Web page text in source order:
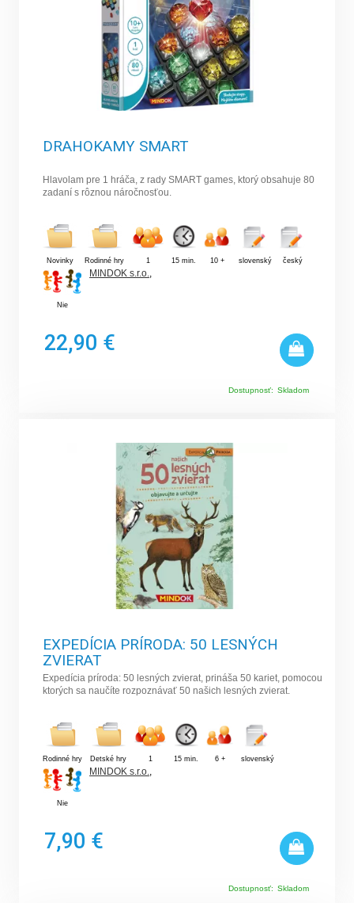
DRAHOKAMY SMART
Hlavolam pre 1 hráča, z rady SMART games, ktorý obsahuje 80
zadaní s rôznou náročnosťou.
Novinky Rodinné hry 1 15 min. 10 + slovenský český
Nie
MINDOK s.r.o.,
22,90 €
Dostupnosť: Skladom
EXPEDÍCIA PRÍRODA: 50 LESNÝCH
ZVIERAT
Expedícia príroda: 50 lesných zvierat, prináša 50 kariet, pomocou
ktorých sa naučíte rozpoznávať 50 našich lesných zvierat.
Rodinné hry Detské hry 1 15 min. 6 + slovenský
Nie
MINDOK s.r.o.,
7,90 €
Dostupnosť: Skladom